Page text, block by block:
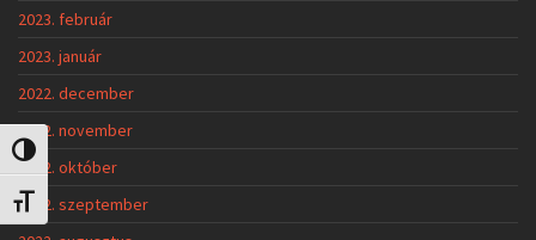
Nagy kontraszt váltása
Betűméret váltása
2023. február
2023. január
2022. december
2022. november
2022. október
2022. szeptember